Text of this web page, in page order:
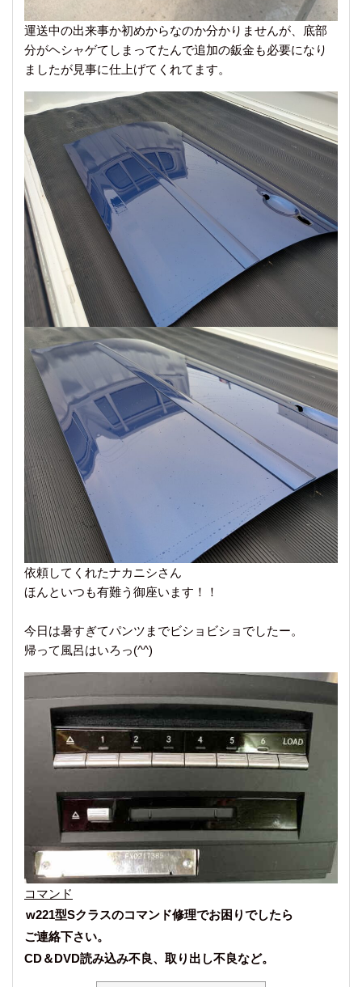
運送中の出来事か初めからなのか分かりませんが、底部
分がヘシャゲてしまってたんで追加の鈑金も必要になり
ましたが見事に仕上げてくれてます。
依頼してくれたナカニシさん
ほんといつも有難う御座います！！
今日は暑すぎてパンツまでビショビショでしたー。
帰って風呂はいろっ(^^)
コマンド
w221型Sクラスのコマンド修理でお困りでしたら
ご連絡下さい。
CD＆DVD読み込み不良、取り出し不良など。